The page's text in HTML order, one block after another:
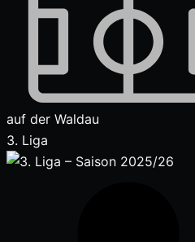
auf der Waldau
3. Liga